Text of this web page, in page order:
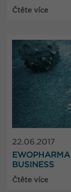
Čtěte více
22.06.2017
BUSINESS
Čtěte více